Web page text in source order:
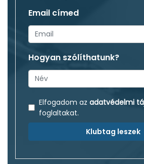
Email címed
Hogyan szólíthatunk?
Elfogadom az adatvédelmi
foglaltakat.
Klubtag leszek